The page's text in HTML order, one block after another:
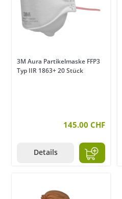
3M Aura Partikelmaske FFP3
Typ IIR 1863+ 20 Stück
145.00 CHF
Details